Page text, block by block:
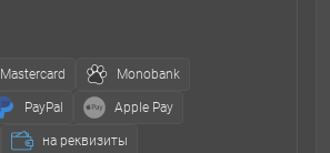
Mastercard Monobank
PayPal Apple Pay
на реквизиты